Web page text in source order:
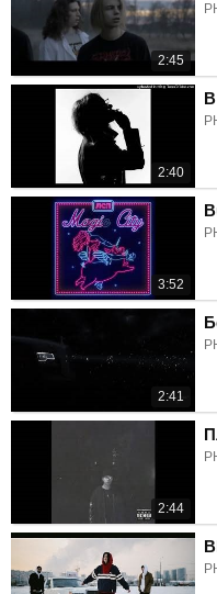
2:45
2:40
3:52
2:41
2:44